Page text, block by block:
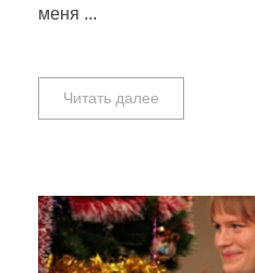
меня ...
Читать далее